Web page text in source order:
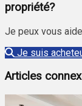
propriété?
Je peux vous
Je suis
Articles